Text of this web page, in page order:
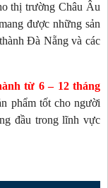
thị trường Châu Âu
được những sản
Đà Nẵng và các
từ 6 – 12 tháng
phẩm tốt cho người
đầu trong lĩnh vực